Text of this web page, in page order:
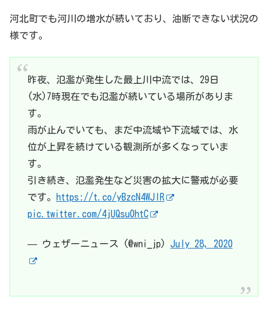
河北町でも河川の増水が続いており、油断できない状況の
様です。
昨夜、氾濫が発生した最上川中流では、29日
(水)7時現在でも氾濫が続いている場所がありま
す。
雨が止んでいても、まだ中流域や下流域では、水
位が上昇を続けている観測所が多くなっていま
す。
引き続き、氾濫発生など災害の拡大に警戒が必要
です。 https://t.co/yBzcN4WJIR
pic.twitter.com/4jUQsu0htC
— ウェザーニュース (@wni_jp) July 28, 2020